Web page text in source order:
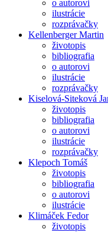
o autorovi
ilustrácie
rozprávačky
Kellenberger Martin
životopis
bibliografia
o autorovi
ilustrácie
rozprávačky
Kiselová-Siteková
životopis
bibliografia
o autorovi
ilustrácie
rozprávačky
Klepoch Tomáš
životopis
bibliografia
o autorovi
ilustrácie
Klimáček Fedor
životopis